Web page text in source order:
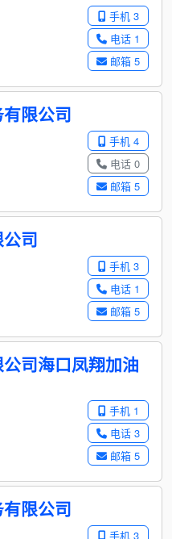
手机 3
电话 1
邮箱 5
限公司
手机 4
电话 0
邮箱 5
司
手机 3
电话 1
邮箱 5
司海口凤翔加油
手机 1
电话 3
邮箱 5
限公司
手机 3